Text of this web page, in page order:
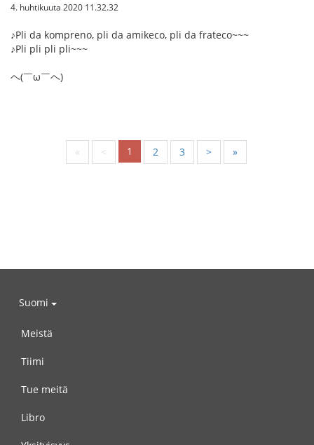
4. huhtikuuta 2020 11.32.32
♪Pli da kompreno, pli da amikeco, pli da frateco~~~
♪Pli pli pli pli~~~
ヘ(￣ω￣ヘ)
« < 1 2 3 > »
Suomi
Meistä
Tiimi
Tue meitä
Libro